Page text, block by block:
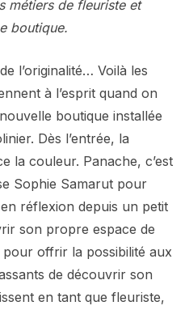
métiers de fleuriste et
boutique.
l’originalité… Voilà les
à l’esprit quand on
boutique installée
Dès l’entrée, la
la couleur. Panache, c’est
Sophie Samarut pour
réflexion depuis un petit
son propre espace de
offrir la possibilité aux
de découvrir son
en tant que fleuriste,